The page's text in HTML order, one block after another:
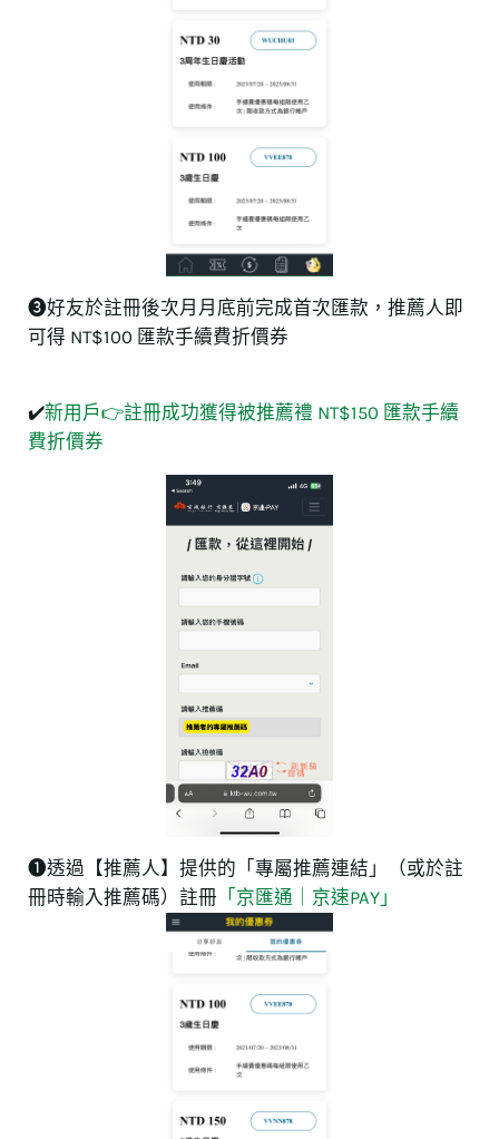
❸好友於註冊後次月月底前完成首次匯款，推薦人即
可得 NT$100 匯款手續費折價券
✔️新用戶👉註冊成功獲得被推薦禮 NT$150 匯款手續
費折價券
❶透過【推薦人】提供的「專屬推薦連結」（或於註
冊時輸入推薦碼）註冊 「京匯通｜京速PAY」